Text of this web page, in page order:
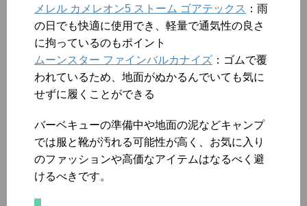
メレル カメレオン5 ストーム ゴアテックス ：雨
の日でも快適に使用でき、軽量で通気性の良さ
に拘っているのもポイント
ムーンスター ファインバルカナイズ ：ゴムで覆
われているため、地面がぬかるんでいても気に
せずに履くことができる
バーベキューの準備中や地面の泥などキャンプ
では服と靴が汚れる可能性が高く、お気に入り
のファッションや高価なアイテムはなるべく避
けるべきです。